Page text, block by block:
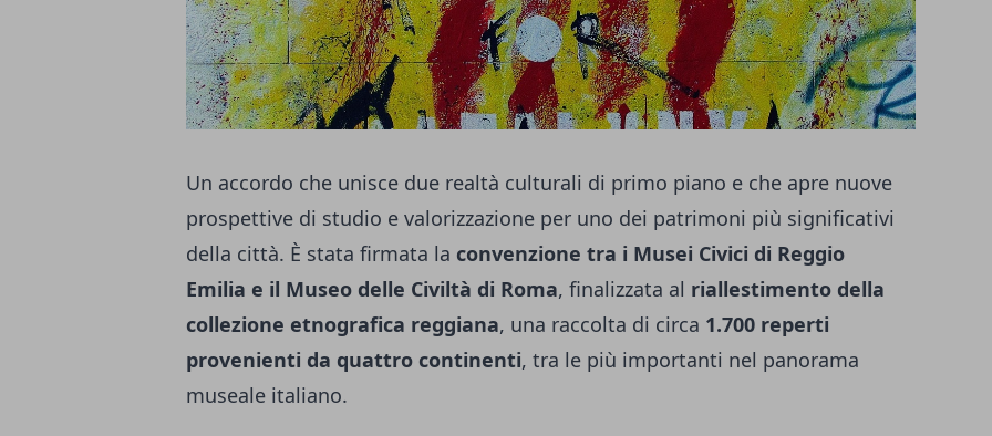
Un accordo che unisce due realtà culturali di primo piano e che apre nuove
prospettive di studio e valorizzazione per uno dei patrimoni più significativi
della città. È stata firmata la convenzione tra i Musei Civici di Reggio
Emilia e il Museo delle Civiltà di Roma, finalizzata al riallestimento della
collezione etnografica reggiana, una raccolta di circa 1.700 reperti
provenienti da quattro continenti, tra le più importanti nel panorama
museale italiano.